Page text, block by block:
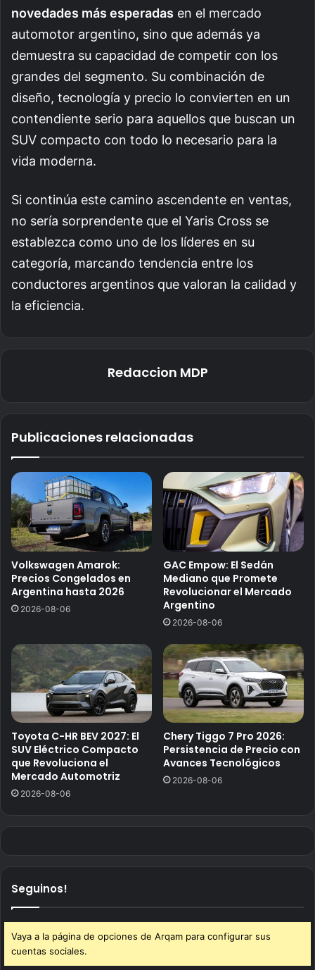
novedades más esperadas en el mercado
automotor argentino, sino que además ya
demuestra su capacidad de competir con los
grandes del segmento. Su combinación de
diseño, tecnología y precio lo convierten en un
contendiente serio para aquellos que buscan un
SUV compacto con todo lo necesario para la
vida moderna.
Si continúa este camino ascendente en ventas,
no sería sorprendente que el Yaris Cross se
establezca como uno de los líderes en su
categoría, marcando tendencia entre los
conductores argentinos que valoran la calidad y
la eficiencia.
Redaccion MDP
Publicaciones relacionadas
Volkswagen Amarok:
Precios Congelados en
Argentina hasta 2026
2026-08-06
GAC Empow: El Sedán
Mediano que Promete
Revolucionar el Mercado
Argentino
2026-08-06
Toyota C-HR BEV 2027: El
SUV Eléctrico Compacto
que Revoluciona el
Mercado Automotriz
2026-08-06
Chery Tiggo 7 Pro 2026:
Persistencia de Precio con
Avances Tecnológicos
2026-08-06
Seguinos!
Vaya a la página de opciones de Arqam para configurar sus
cuentas sociales.